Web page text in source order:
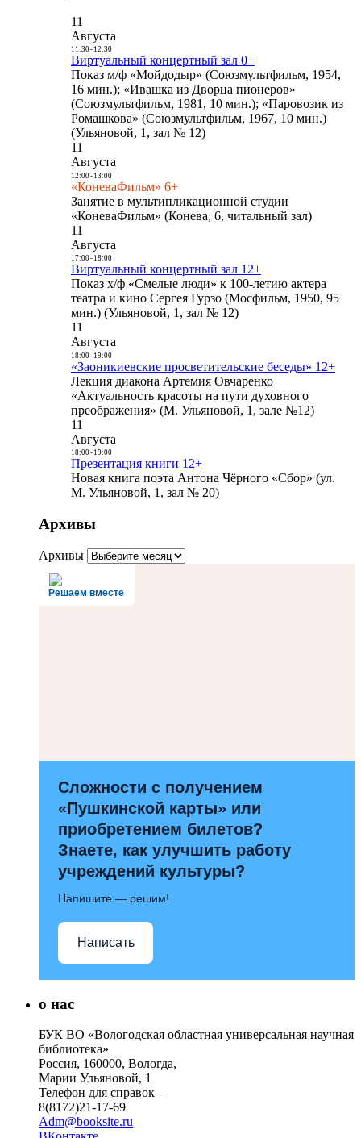
11
Августа
11:30- 12:30
Виртуальный концертный зал 0+
Показ м/ф «Мойдодыр» (Союзмультфильм, 1954,
16 мин.); «Ивашка из Дворца пионеров»
(Союзмультфильм, 1981, 10 мин.); «Паровозик из
Ромашкова» (Союзмультфильм, 1967, 10 мин.)
(Ульяновой, 1, зал № 12)
11
Августа
12:00- 13:00
«КоневаФильм» 6+
Занятие в мультипликационной студии
«КоневаФильм» (Конева, 6, читальный зал)
11
Августа
17:00- 18:00
Виртуальный концертный зал 12+
Показ х/ф «Смелые люди» к 100-летию актера
театра и кино Сергея Гурзо (Мосфильм, 1950, 95
мин.) (Ульяновой, 1, зал № 12)
11
Августа
18:00- 19:00
«Заоникиевские просветительские беседы» 12+
Лекция диакона Артемия Овчаренко
«Актуальность красоты на пути духовного
преображения» (М. Ульяновой, 1, зале №12)
11
Августа
18:00- 19:00
Презентация книги 12+
Новая книга поэта Антона Чёрного «Сбор» (ул.
М. Ульяновой, 1, зал № 20)
Архивы
Архивы
Решаем вместе
Сложности с получением
«Пушкинской карты» или
приобретением билетов?
Знаете, как улучшить работу
учреждений культуры?
Напишите — решим!
Написать
о нас
БУК ВО «Вологодская областная универсальная научная
библиотека»
Россия, 160000, Вологда,
Марии Ульяновой, 1
Телефон для справок –
8(8172)21-17-69
Adm@booksite.ru